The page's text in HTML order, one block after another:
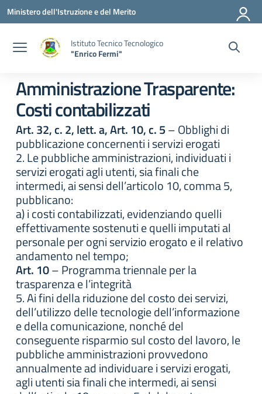
Vai ai contenuti
Vai al menu di navigazione
Vai al footer
Ministero dell'Istruzione e del Merito
Istituto Tecnico Tecnologico
"Enrico Fermi"
Amministrazione Trasparente:
Costi contabilizzati
Art. 32, c. 2, lett. a, Art. 10, c. 5– Obblighi di
pubblicazione concernenti i servizi erogati
2. Le pubbliche amministrazioni, individuati i
servizi erogati agli utenti, sia finali che
intermedi, ai sensi dell’articolo 10, comma 5,
pubblicano:
a) i costi contabilizzati, evidenziando quelli
effettivamente sostenuti e quelli imputati al
personale per ogni servizio erogato e il relativo
andamento nel tempo;
Art. 10– Programma triennale per la
trasparenza e l’integrità
5. Ai fini della riduzione del costo dei servizi,
dell’utilizzo delle tecnologie dell’informazione
e della comunicazione, nonché del
conseguente risparmio sul costo del lavoro, le
pubbliche amministrazioni provvedono
annualmente ad individuare i servizi erogati,
agli utenti sia finali che intermedi, ai sensi